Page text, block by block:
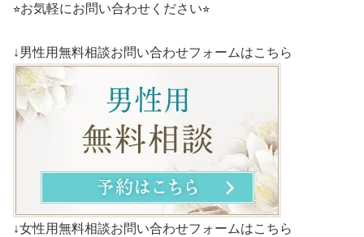
⭐︎お気軽にお問い合わせください⭐︎
↓男性用無料相談お問い合わせフォームはこちら
↓女性用無料相談お問い合わせフォームはこちら